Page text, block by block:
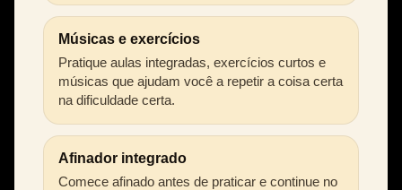
Músicas e exercícios
Pratique aulas integradas, exercícios curtos e
músicas que ajudam você a repetir a coisa certa
na dificuldade certa.
Afinador integrado
Comece afinado antes de praticar e continue no